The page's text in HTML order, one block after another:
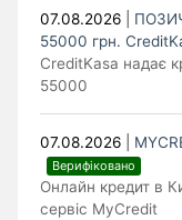
07.08.2026
55000 грн.
CreditKasa надає
55000
07.08.2026
Верифіковано
Онлайн кредит в
сервіс MyCredit